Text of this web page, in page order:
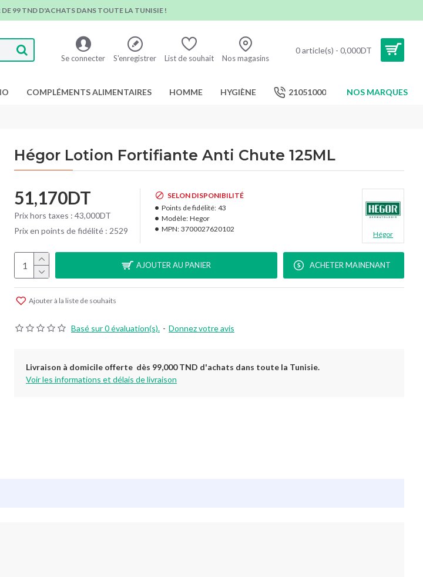
99 TND D'ACHATS DANS TOUTE LA TUNISIE !
Se connecter S'enregistrer List de souhait Nos magasins
0 article(s) - 0,000DT
COMPLÉMENTS ALIMENTAIRES HOMME HYGIÈNE 21051000 NOS MARQUES
Hégor Lotion Fortifiante Anti Chute 125ML
Basé sur 0 évaluation(s). - Donnez votre avis
51,170DT
Prix hors taxes : 43,000DT
Prix en points de fidélité : 2529
SELON DISPONIBILITÉ
Points de fidélité: 43
Modèle: Hegor
MPN: 3700027620102
Hégor
AJOUTER AU PANIER ACHETER MAINENANT
Ajouter à la liste de souhaits
Livraison à domicile offerte dès 99,000 TND d'achats dans toute la Tunisie.
Voir les informations et délais de livraison